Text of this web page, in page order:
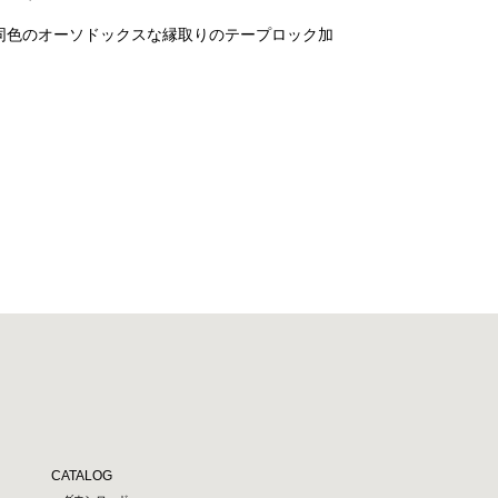
のオーソドックスな縁取りのテープロック加
CATALOG